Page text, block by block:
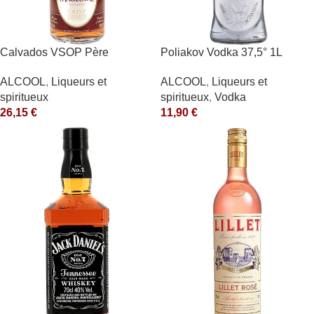
Calvados VSOP Père
ALCOOL, Liqueurs et
spiritueux
26,15 €
Poliakov Vodka 37,5° 1L
ALCOOL, Liqueurs et
spiritueux, Vodka
11,90 €